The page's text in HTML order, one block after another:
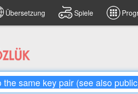
Übersetzung Spiele